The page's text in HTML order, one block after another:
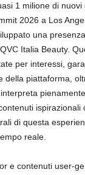
1 milione di nuovi
2026 a Los
una
Italia Beauty.
per interessi,
piattaforma,
di questa
reale.
e contenuti user-